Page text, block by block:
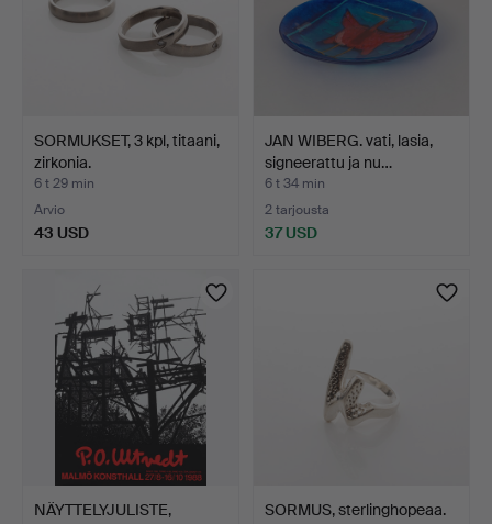
SORMUKSET, 3 kpl, titaani,
zirkonia.
6 t 29 min
Arvio
43 USD
JAN WIBERG. vati, lasia,
signeerattu ja nu…
6 t 34 min
2 tarjousta
37 USD
NÄYTTELYJULISTE,
SORMUS, sterlinghopeaa.